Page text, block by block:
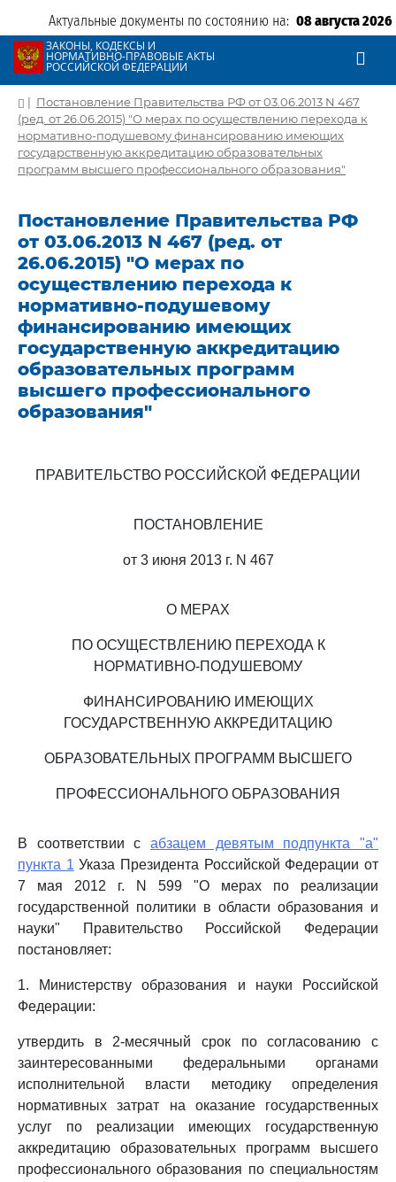
Актуальные документы по состоянию на: 08 августа 2026
ЗАКОНЫ, КОДЕКСЫ И
НОРМАТИВНО-ПРАВОВЫЕ АКТЫ
РОССИЙСКОЙ ФЕДЕРАЦИИ
| Постановление Правительства РФ от 03.06.2013 N 467
(ред. от 26.06.2015) "О мерах по осуществлению перехода к
нормативно-подушевому финансированию имеющих
государственную аккредитацию образовательных
программ высшего профессионального образования"
Постановление Правительства РФ
от 03.06.2013 N 467 (ред. от
26.06.2015) "О мерах по
осуществлению перехода к
нормативно-подушевому
финансированию имеющих
государственную аккредитацию
образовательных программ
высшего профессионального
образования"
ПРАВИТЕЛЬСТВО РОССИЙСКОЙ ФЕДЕРАЦИИ
ПОСТАНОВЛЕНИЕ
от 3 июня 2013 г. N 467
О МЕРАХ
ПО ОСУЩЕСТВЛЕНИЮ ПЕРЕХОДА К
НОРМАТИВНО-ПОДУШЕВОМУ
ФИНАНСИРОВАНИЮ ИМЕЮЩИХ
ГОСУДАРСТВЕННУЮ АККРЕДИТАЦИЮ
ОБРАЗОВАТЕЛЬНЫХ ПРОГРАММ ВЫСШЕГО
ПРОФЕССИОНАЛЬНОГО ОБРАЗОВАНИЯ
В соответствии с абзацем девятым подпункта "а"
пункта 1 Указа Президента Российской Федерации от
7 мая 2012 г. N 599 "О мерах по реализации
государственной политики в области образования и
науки" Правительство Российской Федерации
постановляет:
1. Министерству образования и науки Российской
Федерации:
утвердить в 2-месячный срок по согласованию с
заинтересованными федеральными органами
исполнительной власти методику определения
нормативных затрат на оказание государственных
услуг по реализации имеющих государственную
аккредитацию образовательных программ высшего
профессионального образования по специальностям